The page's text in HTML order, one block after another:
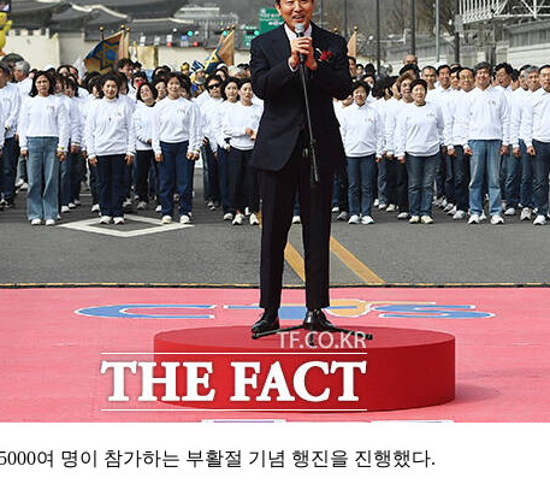
여 명이 참가하는 부활절 기념 행진을 진행했다.